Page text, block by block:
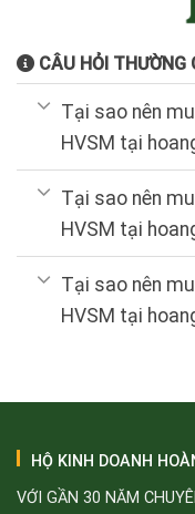
CÂU HỎI THƯỜNG
Tại sao nên
HVSM tại
Tại sao nên
HVSM tại
Tại sao nên
HVSM tại
HỘ KINH DOANH
VỚI GẦN 30 NĂM